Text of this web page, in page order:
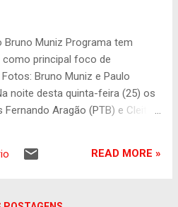
não alcançaram 1%. A
“Folha de S.Paulo”. O Datafolha
nos dias 23 e 24 de
de erro é de três pontos
para mais ou para menos. O
é de 95%, o que significa
Bruno Muniz Programa tem
como principal foco de
Bruno Muniz e Paulo
noite desta quinta-feira (25) os
Fernando Aragão (PTB) e Cleiton
ano. O lançamento das
READ MORE »